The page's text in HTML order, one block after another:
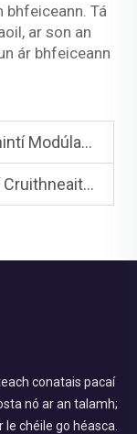
bhfeiceann. Tá
ar son an
ár bhfeiceann
Mianadóireachta i gCéin
i Forbairt Ghnóthach
conatais pacaí
nó ar an talamh;
chéile go héasca.